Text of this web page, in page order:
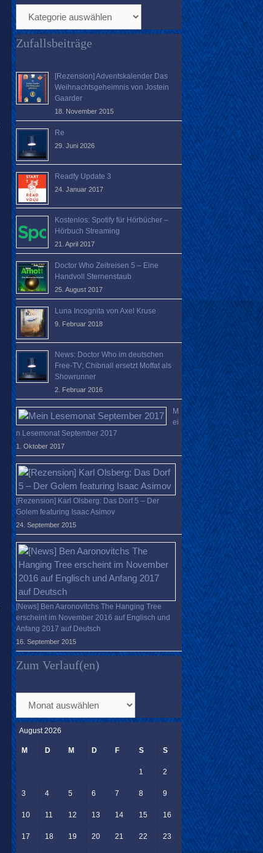
Den
Überblick
verloren?
Zufallsbeiträge
[Rezension] Adventskalender Das
Weihnachtsgeheimnis von Jostein
Gaarder
18. November 2015
Re
29. Juni 2026
Readfy Update 3
24. Januar 2017
Kostenlos: Spotify für Hörbücher –
Hörbuch Streaming
21. April 2017
Doctor Who Zeitreisen 5 – Eine
Handvoll Sternenstaub
25. August 2017
Luna Incognita von Axel Kruse
9. Februar 2018
News: Doctor Who im deutschen
Free-TV; Chibnall ersetzt Moffat als
Showrunner
2. Februar 2016
M
ei
n Lesemonat September 2017
1. Oktober 2017
[Rezension] Karl Olsberg: Das Dorf 5 – Der
Golem featuring Isaac Asimov
24. September 2015
[News] Ben Aaronovitchs The Hanging Tree
erscheint im November 2016 auf Englisch und
Anfang 2017 auf Deutsch
16. September 2015
Zum Verlauf(en)
Zum
Verlauf(en)
August 2026
M D M D F S S
1 2
3 4 5 6 7 8 9
10 11 12 13 14 15 16
17 18 19 20 21 22 23